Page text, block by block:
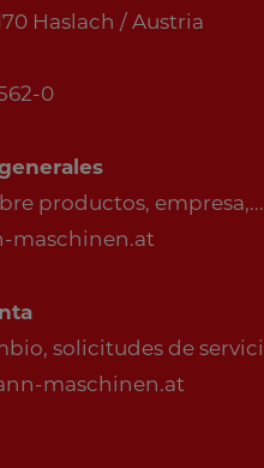
Haslach / Austria
0
productos,
maschinen.at
solicitudes de
maschinen.at